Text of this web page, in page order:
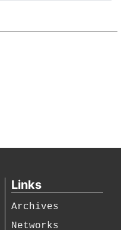
Links
Archives
Networks